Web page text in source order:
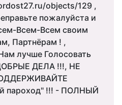
objects/129 ,
пожалуйста и
Всем-Всем своим
Партнёрам ! ,
лучше Голосовать
ДЕЛА !!!, НЕ
пароход" !!! - ПОЛНЫЙ